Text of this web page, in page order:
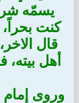
يسمّه
كنت
قال
أهل
وروى إمام